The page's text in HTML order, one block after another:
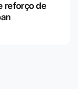
reforço de